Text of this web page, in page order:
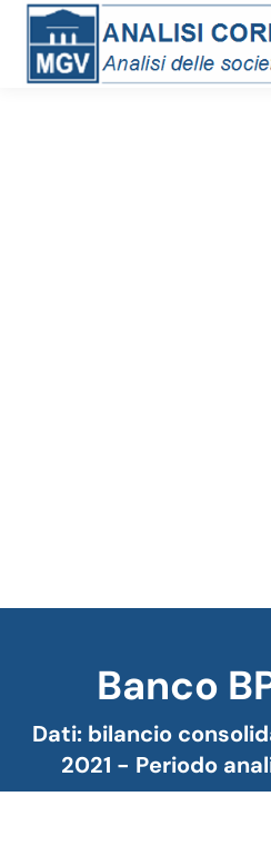
Banco
Dati: bilancio
2021 - Periodo
Tu sei